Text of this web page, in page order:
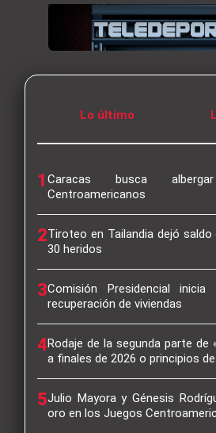
Lo último
1Caracas busca
Centroamericanos
2Tiroteo en Tailandia dejó
30 heridos
3Comisión Presidencial
recuperación de viviendas
4Rodaje de la segunda parte de
a finales de 2026 o principios
5Julio Mayora y Génesis
oro en los Juegos